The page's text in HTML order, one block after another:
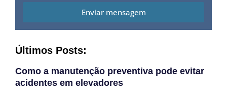
Enviar mensagem
Últimos Posts:
Como a manutenção preventiva pode evitar
acidentes em elevadores